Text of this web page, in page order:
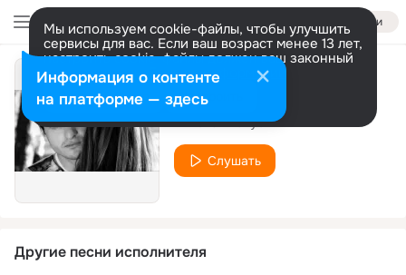
Войти
Мы используем cookie-файлы, чтобы улучшить
сервисы для вас. Если ваш возраст менее 13 лет,
настроить cookie-файлы должен ваш законный
представитель. Больше информации
Разрешить все Настроить
Она не ТЫ
Николай Голуб
Слушать
Другие песни исполнителя
Информация о контенте
на платформе — здесь